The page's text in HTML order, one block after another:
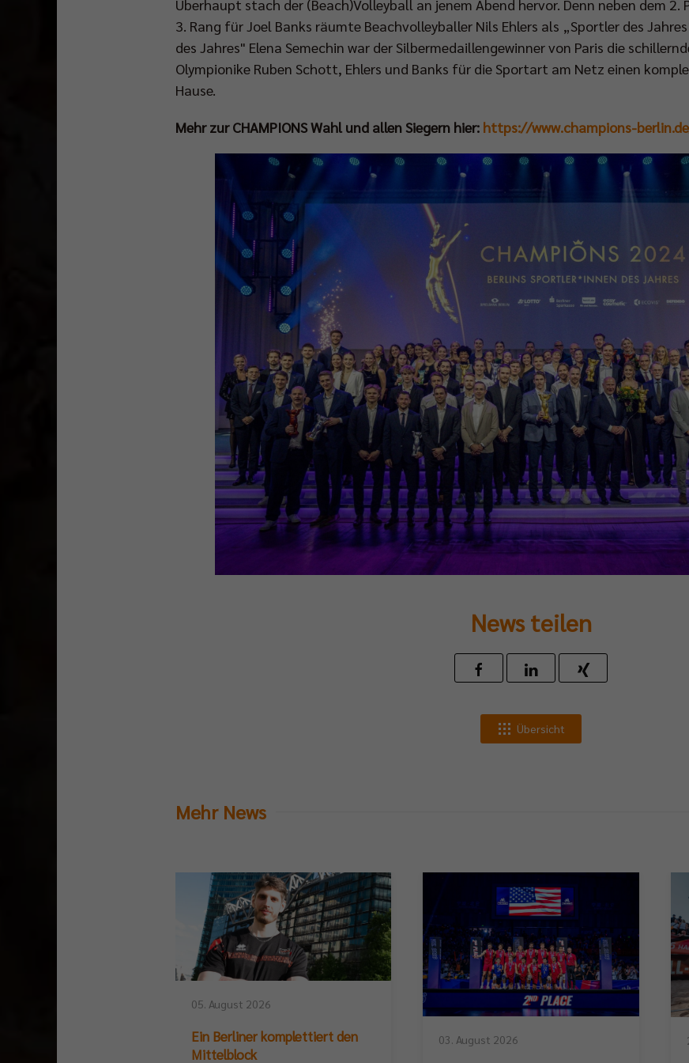
Überhaupt stach der (Beach)Volleyball an jenem Abend hervor. Denn neben dem 2.
3. Rang für Joel Banks räumte Beachvolleyballer Nils Ehlers als „Sportler des
des Jahres" Elena Semechin war der Silbermedaillengewinner von Paris die
Olympionike Ruben Schott, Ehlers und Banks für die Sportart am Netz einen
Hause.
Mehr zur CHAMPIONS Wahl und allen Siegern hier: https://www.champions-
News teilen
Übersicht
Mehr News
05. August 2026
Ein Berliner komplettiert den
Mittelblock
03. August 2026